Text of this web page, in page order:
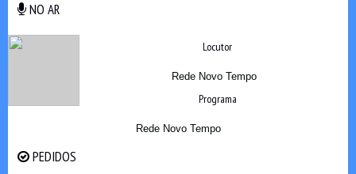
NO AR
Locutor
Rede Novo Tempo
Programa
Rede Novo Tempo
PEDIDOS